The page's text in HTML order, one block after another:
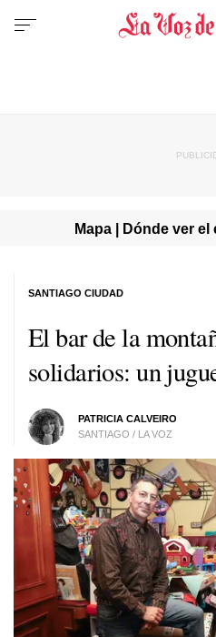
Mapa | Dónde ver el
El bar de la
solidarios: un
PATRICIA CALVEIRO
SANTIAGO / LA VOZ
SANTIAGO CIUDAD